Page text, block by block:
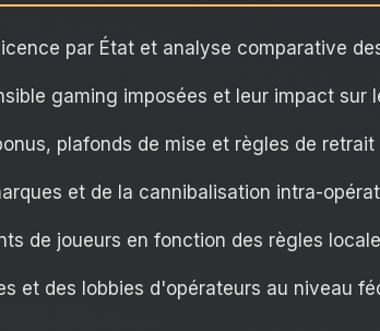
par État et analyse comparative
gaming imposées et leur impact sur
plafonds de mise et règles de
et de la cannibalisation intra-
de joueurs en fonction des règles
et des lobbies d'opérateurs au niveau